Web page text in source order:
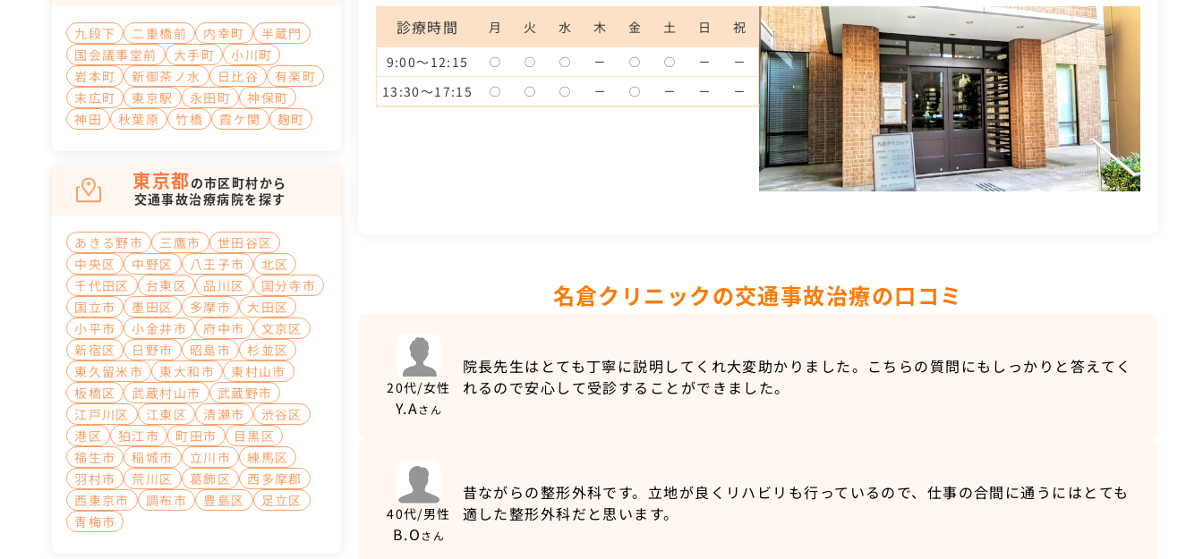
診療時間 月 火 水 木 金 土 日
祝
9:00〜12:15
◯ ◯ ◯ ー ◯ ◯ ー ー
13:30〜17:15 ◯ ◯ ◯ ー ◯ ー ー ー
名倉クリニックの交通事故治療の口コミ
20代/女性
Y.Aさん
院長先生はとても丁寧に説明してくれ大変助かりました。こちらの質問にもしっかりと答えてく
れるので安心して受診することができました。
40代/男性
B.O さん
昔ながらの整形外科です。立地が良くリハビリも行っているので、仕事の合間に通うにはとても
適した整形外科だと思います。
九段下 二重橋前 内幸町
半蔵門
国会議事堂前
大手町
小川町
岩本町
新御茶ノ水 日比谷
有楽町
末広町
東京駅 永田町
神保町
神田
秋葉原 竹橋 霞ケ関 麹町
東京都の市区町村から
交通事故治療病院を探す
あきる野市 三鷹市
世田谷区
中央区
中野区 八王子市
北区
千代田区
台東区 品川区
国分寺市
国立市
墨田区 多摩市
大田区
小平市
小金井市 府中市
文京区
新宿区
日野市 昭島市
杉並区
東久留米市
東大和市
東村山市
板橋区
武蔵村山市
武蔵野市
江戸川区
江東区 清瀬市
渋谷区
港区
狛江市 町田市
目黒区
福生市
稲城市 立川市
練馬区
羽村市
荒川区 葛飾区
西多摩郡
西東京市
調布市 豊島区
足立区
青梅市